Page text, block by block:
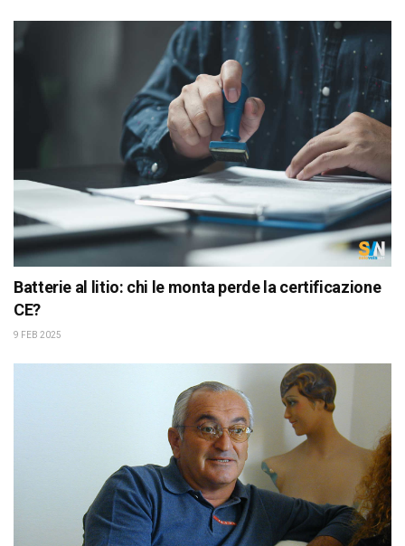
Batterie al litio: chi le monta perde la certificazione
CE?
9 FEB 2025